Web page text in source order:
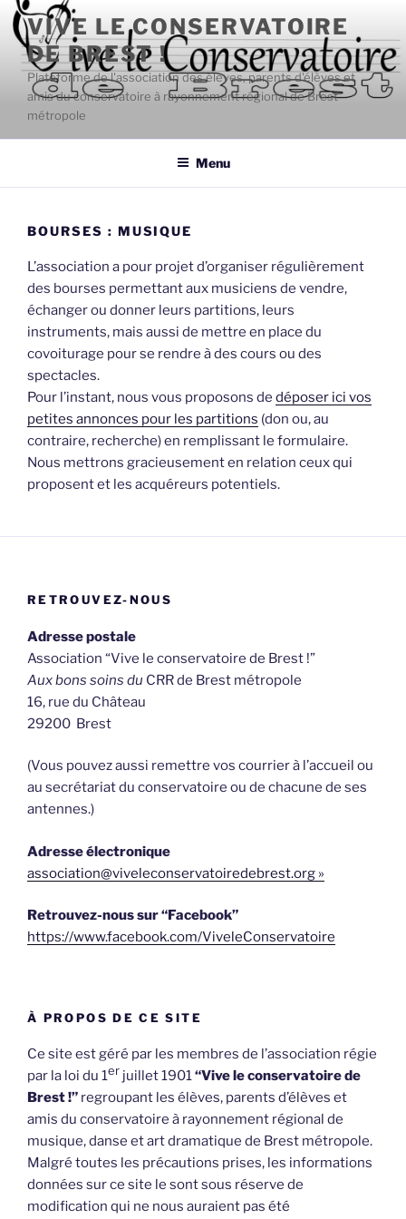
Aller
au
contenu
principal
VIVE LE CONSERVATOIRE
DE BREST !
Plateforme de l'association des élèves, parents d'élèves et
amis du conservatoire à rayonnement régional de Brest
métropole
Menu
BOURSES : MUSIQUE
L’association a pour projet d’organiser régulièrement
des bourses permettant aux musiciens de vendre,
échanger ou donner leurs partitions, leurs
instruments, mais aussi de mettre en place du
covoiturage pour se rendre à des cours ou des
spectacles.
Pour l’instant, nous vous proposons de déposer ici vos
petites annonces pour les partitions (don ou, au
contraire, recherche) en remplissant le formulaire.
Nous mettrons gracieusement en relation ceux qui
proposent et les acquéreurs potentiels.
RETROUVEZ-NOUS
Adresse postale
Association “Vive le conservatoire de Brest !”
Aux bons soins du CRR de Brest métropole
16, rue du Château
29200 Brest
(Vous pouvez aussi remettre vos courrier à l’accueil ou
au secrétariat du conservatoire ou de chacune de ses
antennes.)
Adresse électronique
association@viveleconservatoiredebrest.org »
Retrouvez-nous sur “Facebook”
https://www.facebook.com/ViveleConservatoire
À PROPOS DE CE SITE
Ce site est géré par les membres de l’association régie
par la loi du 1er juillet 1901“Vive le conservatoire de
Brest !” regroupant les élèves, parents d’élèves et
amis du conservatoire à rayonnement régional de
musique, danse et art dramatique de Brest métropole.
Malgré toutes les précautions prises, les informations
données sur ce site le sont sous réserve de
modification qui ne nous auraient pas été